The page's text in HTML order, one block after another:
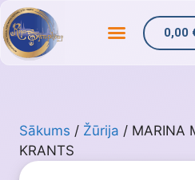
0,00
Sākums / Žūrija / MARINA
KRANTS